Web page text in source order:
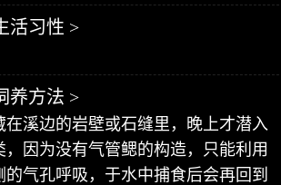
活习性 >
养方法 >
在溪边的岩壁或石缝里，晚上才潜入
，因为没有气管鳃的构造，只能利用
气孔呼吸，于水中捕食后会再回到